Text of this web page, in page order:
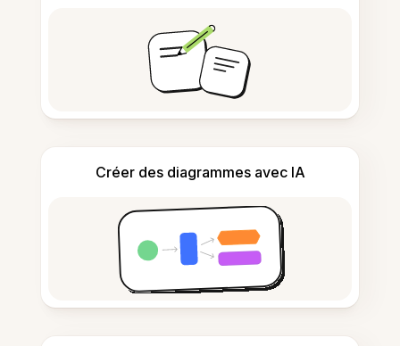
Créer des diagrammes avec IA